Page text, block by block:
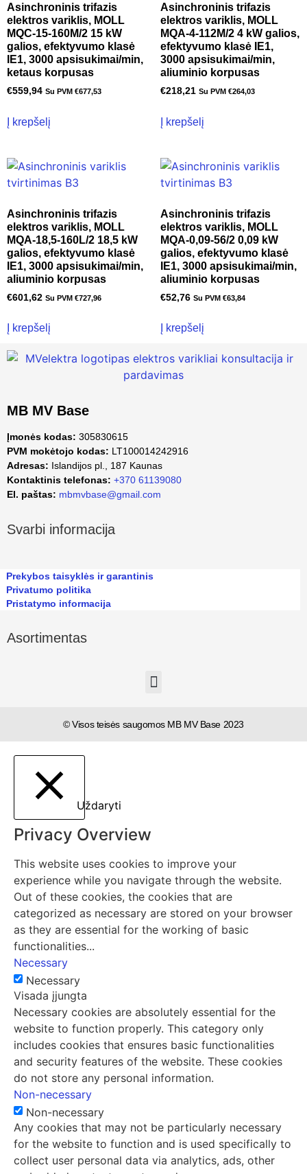
Asinchroninis trifazis
elektros variklis, MOLL
MQC-15-160M/2 15 kW
galios, efektyvumo klasė
IE1, 3000 apsisukimai/min,
ketaus korpusas
€559,94 Su PVM €677,53
Į krepšelį
Asinchroninis trifazis
elektros variklis, MOLL
MQA-4-112M/2 4 kW galios,
efektyvumo klasė IE1,
3000 apsisukimai/min,
aliuminio korpusas
€218,21 Su PVM €264,03
Į krepšelį
Asinchroninis trifazis
elektros variklis, MOLL
MQA-18,5-160L/2 18,5 kW
galios, efektyvumo klasė
IE1, 3000 apsisukimai/min,
aliuminio korpusas
€601,62 Su PVM €727,96
Į krepšelį
Asinchroninis trifazis
elektros variklis, MOLL
MQA-0,09-56/2 0,09 kW
galios, efektyvumo klasė
IE1, 3000 apsisukimai/min,
aliuminio korpusas
€52,76 Su PVM €63,84
Į krepšelį
MB MV Base
Įmonės kodas: 305830615
PVM mokėtojo kodas: LT100014242916
Adresas: Islandijos pl., 187 Kaunas
Kontaktinis telefonas: +370 61139080
El. paštas: mbmvbase@gmail.com
Svarbi informacija
Prekybos taisyklės ir garantinis
Privatumo politika
Pristatymo informacija
Asortimentas
© Visos teisės saugomos MB MV Base 2023
Uždaryti
Privacy Overview
This website uses cookies to improve your
experience while you navigate through the website.
Out of these cookies, the cookies that are
categorized as necessary are stored on your browser
as they are essential for the working of basic
functionalities...
Necessary
Necessary
Visada įjungta
Necessary cookies are absolutely essential for the
website to function properly. This category only
includes cookies that ensures basic functionalities
and security features of the website. These cookies
do not store any personal information.
Non-necessary
Non-necessary
Any cookies that may not be particularly necessary
for the website to function and is used specifically to
collect user personal data via analytics, ads, other